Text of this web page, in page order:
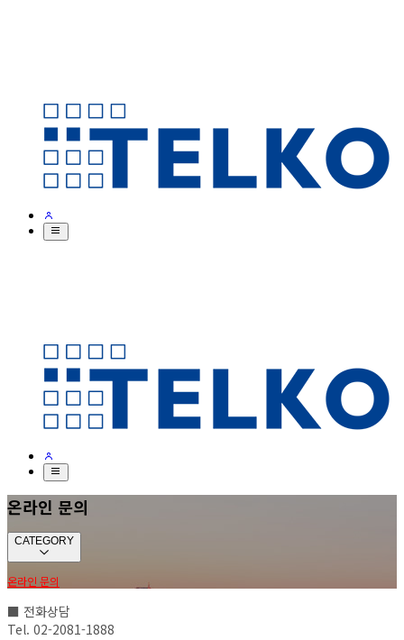
온라인 문의
CATEGORY
온라인 문의
■ 전화상담
Tel. 02-2081-1888